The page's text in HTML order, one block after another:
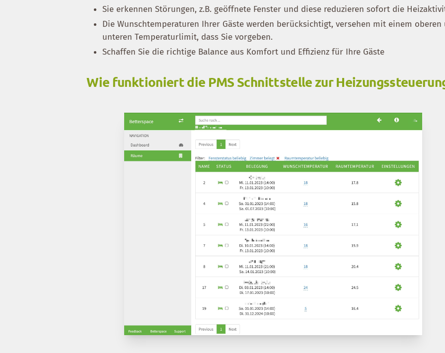
Sie erkennen Störungen, z.B. geöffnete Fenster und diese reduzieren sofort die
Die Wunschtemperaturen Ihrer Gäste werden berücksichtigt, versehen mit einem oberen
unteren Temperaturlimit, dass Sie vorgeben.
Schaffen Sie die richtige Balance aus Komfort und Effizienz für Ihre Gäste
Wie funktioniert die PMS Schnittstelle zur